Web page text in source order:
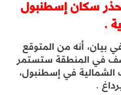
تحذر سكان إسطنبول
.
بيان، أنه من المتوقع
في المنطقة ستستمر
الشمالية في إسطنبول،
.